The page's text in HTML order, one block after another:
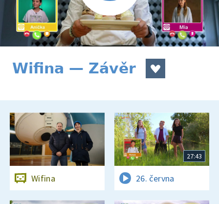
Wifina — Závěr
Wifina
27:43
26. června